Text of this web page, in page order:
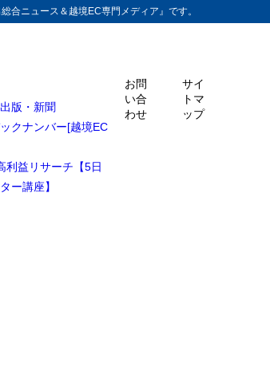
合ニュース＆越境EC専門メディア』です。
版・新聞
クナンバー[越境EC
利益リサーチ【5日
ー講座】
お問
い合
わせ
サイ
トマ
ップ